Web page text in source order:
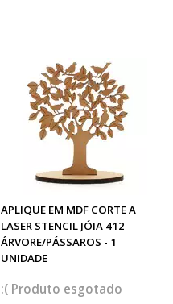
APLIQUE EM MDF CORTE A
LASER STENCIL JÓIA 412
ÁRVORE/PÁSSAROS - 1
UNIDADE
esgotado